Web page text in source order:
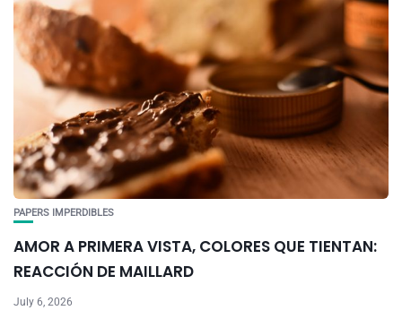
PAPERS IMPERDIBLES
AMOR A PRIMERA VISTA, COLORES QUE TIENTAN:
REACCIÓN DE MAILLARD
July 6, 2026